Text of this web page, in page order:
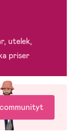
utelek,
priser